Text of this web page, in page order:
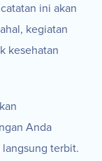
ini akan
kegiatan
kesehatan
Anda
terbit.